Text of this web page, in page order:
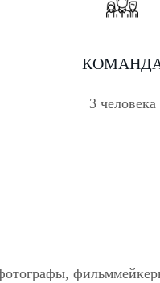
3 человека